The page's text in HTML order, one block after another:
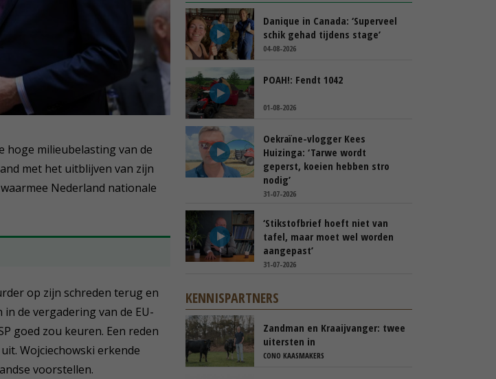
hoge milieubelasting van de
met het uitblijven van zijn
Nederland nationale
op zijn schreden terug en
de vergadering van de EU-
goed zou keuren. Een reden
Wojciechowski erkende
voorstellen.
Danique in Canada: ‘Superveel
schik gehad tijdens stage’
04-08-2026
POAH!: Fendt 1042
01-08-2026
Oekraïne-vlogger Kees
Huizinga: ‘Tarwe wordt
geperst, koeien hebben stro
nodig’
31-07-2026
‘Stikstofbrief hoeft niet van
tafel, maar moet wel worden
aangepast’
31-07-2026
KENNISPARTNERS
Zandman en Kraaijvanger: twee
uitersten in
beweidingsstrategie
CONO KAASMAKERS